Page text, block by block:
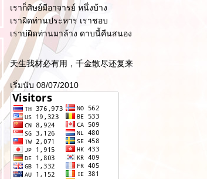
เราก็ศิษย์มีอาจารย์ หนึ่งบ้าง
เราผิดท่านประหาร เราชอบ
เราบ่ผิดท่านมาล้าง ดาบนี้คืนสนอง
天生我材必有用，千金散尽还复来
เริ่มนับ 08/07/2010